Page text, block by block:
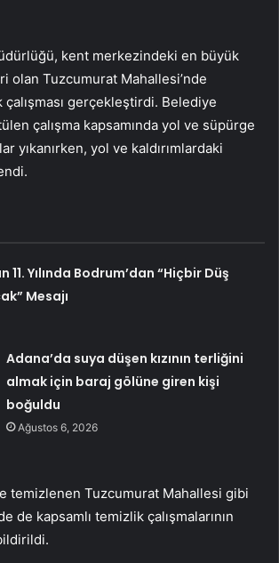
kent merkezindeki en büyük
olan Tuzcumurat Mahallesi’nde
çalışması gerçekleştirdi. Belediye
çalışma kapsamında yol ve süpürge
yıkanırken, yol ve kaldırımlardaki
11. Yılında Bodrum’dan “Hiçbir Düş
Mesajı
Adana’da suya düşen kızının terliğini
almak için baraj gölüne giren kişi
boğuldu
Ağustos 6, 2026
temizlenen Tuzcumurat Mahallesi gibi
de kapsamlı temizlik çalışmalarının